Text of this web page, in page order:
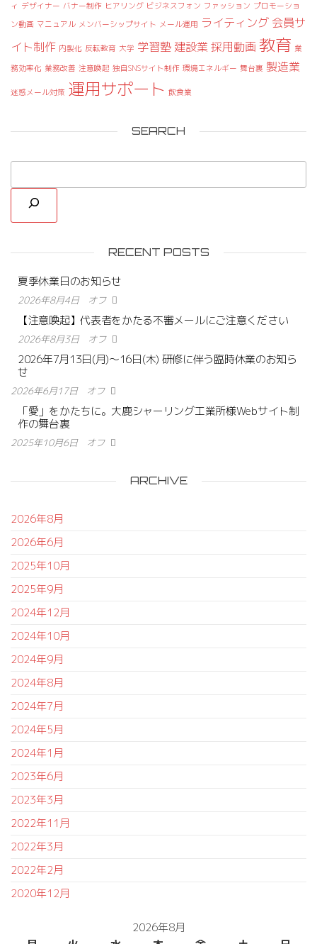
ィ デザイナー バナー制作 ヒアリング ビジネスフォン ファッション プロモーショ
ン動画 マニュアル メンバーシップサイト メール運用 ライティング 会員サ
イト制作 内製化 反転教育 大学 学習塾 建設業 採用動画 教育 業
務効率化 業務改善 注意喚起 独自SNSサイト制作 環境エネルギー 舞台裏 製造業
迷惑メール対策 運用サポート 飲食業
SEARCH
RECENT POSTS
夏季休業日のお知らせ
2026年8月4日 オフ
【注意喚起】代表者をかたる不審メールにご注意ください
2026年8月3日 オフ
2026年7月13日(月)〜16日(木) 研修に伴う臨時休業のお知ら
せ
2026年6月17日 オフ
「愛」をかたちに。大鹿シャーリング工業所様Webサイト制
作の舞台裏
2025年10月6日 オフ
ARCHIVE
2026年8月
2026年6月
2025年10月
2025年9月
2024年12月
2024年10月
2024年9月
2024年8月
2024年7月
2024年5月
2024年1月
2023年6月
2023年3月
2022年11月
2022年3月
2022年2月
2020年12月
2026年8月